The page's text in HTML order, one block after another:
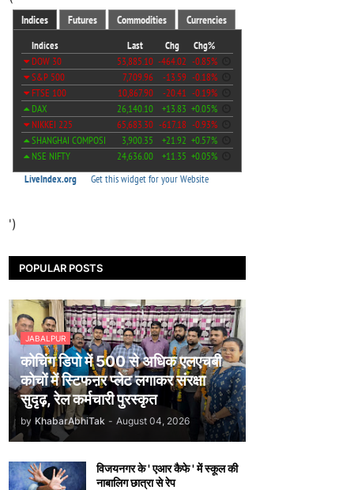
')
POPULAR POSTS
JABALPUR
कोचिंग डिपो में 500 से अधिक एलएचबी
कोचों में स्टिफऩर प्लेट लगाकर संरक्षा
सुदृढ़, रेल कर्मचारी पुरस्कृत
by KhabarAbhiTak - August 04, 2026
विजयनगर के ' एआर कैफे ' में स्कूल की
नाबालिग छात्रा से रेप